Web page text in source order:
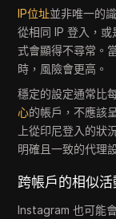
IP位址並非唯一的
從相同 IP 登入，
式會顯得不尋常。
時，風險會更高。
穩定的設定通常比
心的帳戶，不應該
上從印尼登入的狀
明確且一致的代理
跨帳戶的相似
Instagram 也可能